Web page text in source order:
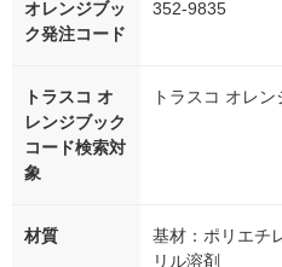
オレンジブッ
ク発注コード
352-9835
トラスコ オ
レンジブック
コード検索対
象
トラスコ オレ
材質
基材：ポリエチ
リル溶剤